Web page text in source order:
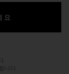
요
in a modal window
.
니다.